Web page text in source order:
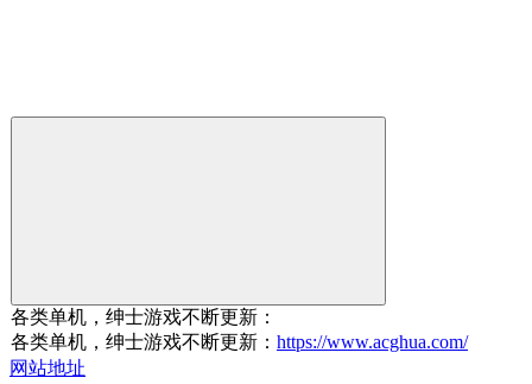
各类单机，绅士游戏不断更新：
各类单机，绅士游戏不断更新： https://www.acghua.com/
网站地址